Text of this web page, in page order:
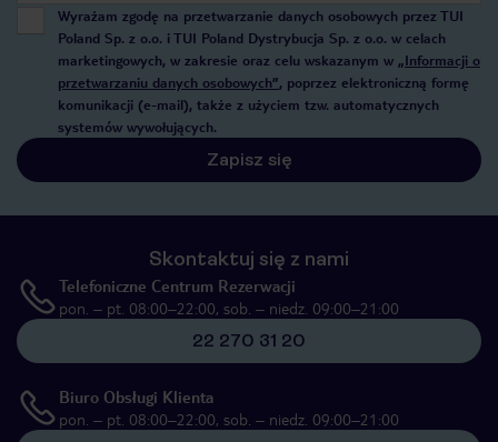
Wyrażam zgodę na przetwarzanie danych osobowych przez TUI
Poland Sp. z o.o. i TUI Poland Dystrybucja Sp. z o.o. w celach
marketingowych, w zakresie oraz celu wskazanym w „Informacji o
przetwarzaniu danych osobowych”, poprzez elektroniczną formę
komunikacji (e-mail), także z użyciem tzw. automatycznych
systemów wywołujących.
Zapisz się
Skontaktuj się z nami
Telefoniczne Centrum Rezerwacji
pon. – pt. 08:00–22:00, sob. – niedz. 09:00–21:00
22 270 31 20
Biuro Obsługi Klienta
pon. – pt. 08:00–22:00, sob. – niedz. 09:00–21:00